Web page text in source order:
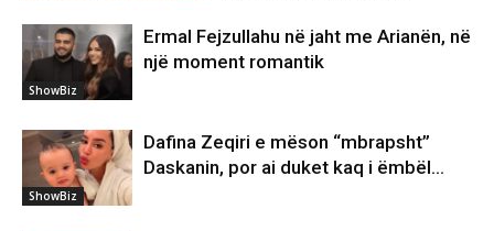
ShowBiz
Ermal Fejzullahu në jaht me Arianën, në
një moment romantik
ShowBiz
Dafina Zeqiri e mëson “mbrapsht”
Daskanin, por ai duket kaq i ëmbël…